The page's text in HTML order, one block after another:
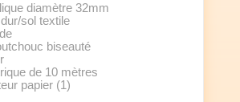
diamètre 32mm
sol textile
biseauté
de 10 mètres
papier (1)